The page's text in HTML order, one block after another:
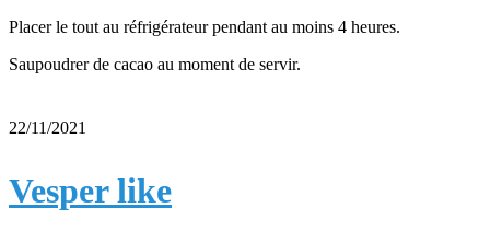
Placer le tout au réfrigérateur pendant au moins 4 heures.
Saupoudrer de cacao au moment de servir.
22/11/2021
Vesper like